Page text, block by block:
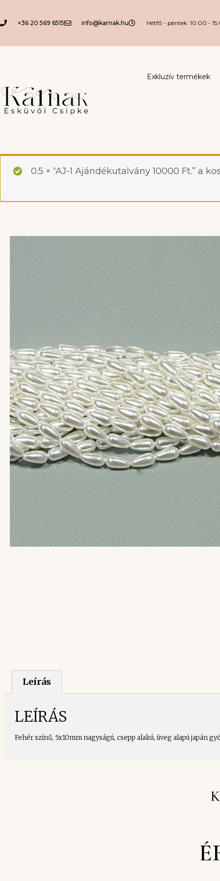
+36 20 569 6515 info@karnak.hu Hétfő - péntek: 10:00 -
Exkluzív termékek
0.5 × “AJ-1 Ajándékutalvány 10000 Ft.” a
Leírás
LEÍRÁS
Fehér színű, 5x10mm nagyságú, csepp alakú, üveg alapú japán